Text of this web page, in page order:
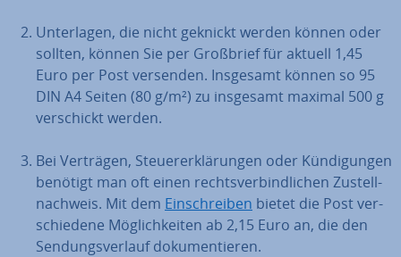
Un­ter­la­gen, die nicht geknickt werden können oder
sollten, können Sie per Großbrief für aktuell 1,45
Euro per Post versenden. Insgesamt können so 95
DIN A4 Seiten (80 g/m²) zu insgesamt maximal 500 g
ver­schickt werden.
Bei Verträgen, Steu­er­erklä­run­gen oder Kün­di­gun­gen
benötigt man oft einen rechts­ver­bind­li­chen Zu­stell­
nach­weis. Mit dem Ein­schrei­ben bietet die Post ver­
schie­de­ne Mög­lich­kei­ten ab 2,15 Euro an, die den
Sen­dungs­ver­lauf do­ku­men­tie­ren.